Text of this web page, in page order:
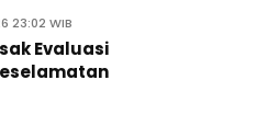
23:02 WIB
Evaluasi